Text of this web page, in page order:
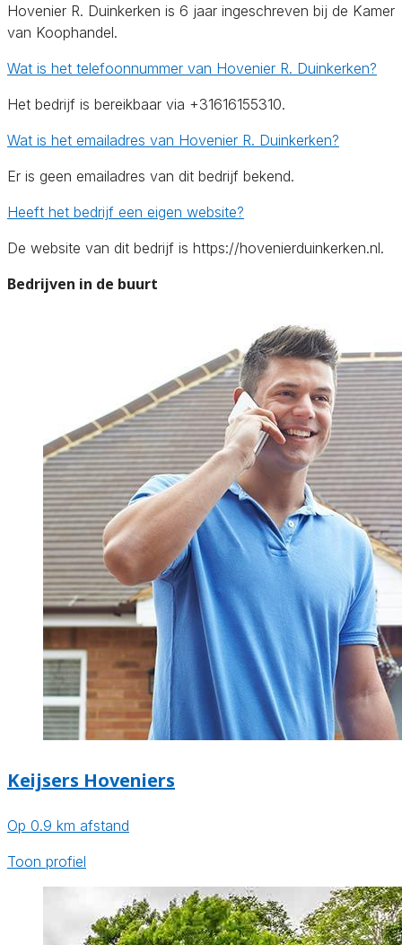
Hovenier R. Duinkerken is 6 jaar ingeschreven bij de Kamer
van Koophandel.
Wat is het telefoonnummer van Hovenier R. Duinkerken?
Het bedrijf is bereikbaar via +31616155310.
Wat is het emailadres van Hovenier R. Duinkerken?
Er is geen emailadres van dit bedrijf bekend.
Heeft het bedrijf een eigen website?
De website van dit bedrijf is https://hovenierduinkerken.nl.
Bedrijven in de buurt
Keijsers Hoveniers
Op 0.9 km afstand
Toon profiel